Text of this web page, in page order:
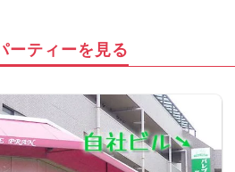
ーティーを見る